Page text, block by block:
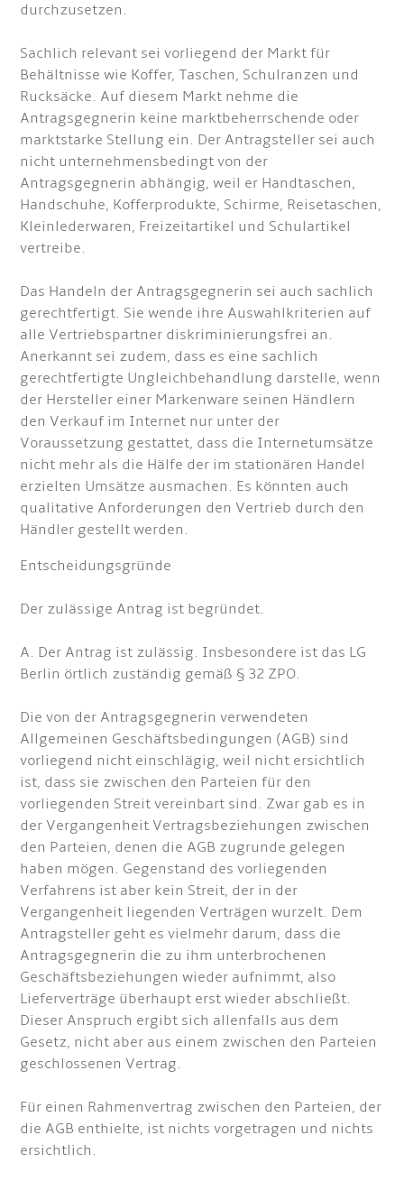
durchzusetzen.
Sachlich relevant sei vorliegend der Markt für
Behältnisse wie Koffer, Taschen, Schulranzen und
Rucksäcke. Auf diesem Markt nehme die
Antragsgegnerin keine marktbeherrschende oder
marktstarke Stellung ein. Der Antragsteller sei auch
nicht unternehmensbedingt von der
Antragsgegnerin abhängig, weil er Handtaschen,
Handschuhe, Kofferprodukte, Schirme, Reisetaschen,
Kleinlederwaren, Freizeitartikel und Schulartikel
vertreibe.
Das Handeln der Antragsgegnerin sei auch sachlich
gerechtfertigt. Sie wende ihre Auswahlkriterien auf
alle Vertriebspartner diskriminierungsfrei an.
Anerkannt sei zudem, dass es eine sachlich
gerechtfertigte Ungleichbehandlung darstelle, wenn
der Hersteller einer Markenware seinen Händlern
den Verkauf im Internet nur unter der
Voraussetzung gestattet, dass die Internetumsätze
nicht mehr als die Hälfe der im stationären Handel
erzielten Umsätze ausmachen. Es könnten auch
qualitative Anforderungen den Vertrieb durch den
Händler gestellt werden.
Entscheidungsgründe
Der zulässige Antrag ist begründet.
A. Der Antrag ist zulässig. Insbesondere ist das LG
Berlin örtlich zuständig gemäß § 32 ZPO.
Die von der Antragsgegnerin verwendeten
Allgemeinen Geschäftsbedingungen (AGB) sind
vorliegend nicht einschlägig, weil nicht ersichtlich
ist, dass sie zwischen den Parteien für den
vorliegenden Streit vereinbart sind. Zwar gab es in
der Vergangenheit Vertragsbeziehungen zwischen
den Parteien, denen die AGB zugrunde gelegen
haben mögen. Gegenstand des vorliegenden
Verfahrens ist aber kein Streit, der in der
Vergangenheit liegenden Verträgen wurzelt. Dem
Antragsteller geht es vielmehr darum, dass die
Antragsgegnerin die zu ihm unterbrochenen
Geschäftsbeziehungen wieder aufnimmt, also
Lieferverträge überhaupt erst wieder abschließt.
Dieser Anspruch ergibt sich allenfalls aus dem
Gesetz, nicht aber aus einem zwischen den Parteien
geschlossenen Vertrag.
Für einen Rahmenvertrag zwischen den Parteien, der
die AGB enthielte, ist nichts vorgetragen und nichts
ersichtlich.